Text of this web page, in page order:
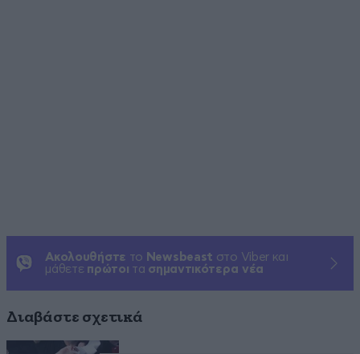
Ακολουθήστε το Newsbeast στο Viber και
μάθετε πρώτοι τα σημαντικότερα νέα
Διαβάστε σχετικά